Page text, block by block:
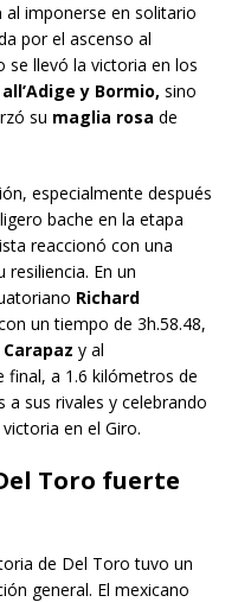
al imponerse en solitario
por el ascenso al
se llevó la victoria en los
y Bormio, sino
su maglia rosa de
especialmente después
bache en la etapa
reaccionó con una
En un
Richard
un tiempo de 3h.58.48,
Carapaz y al
final, a 1.6 kilómetros de
sus rivales y celebrando
en el Giro.
Toro fuerte
de Del Toro tuvo un
general. El mexicano